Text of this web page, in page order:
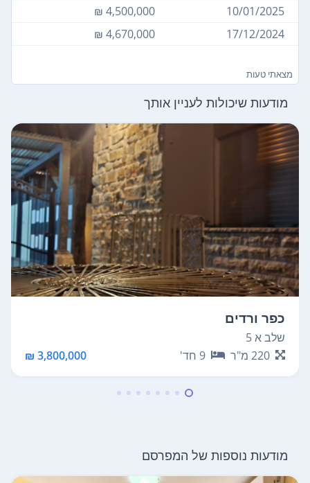
10/01/2025
4,500,000 ₪
17/12/2024
4,670,000 ₪
טעות
מודעות שיכולות לעניין אותך
כפר ורדים
שלב א 5
220 מ"ר 9חד' 3,800,000 ₪
מודעות נוספות של המפרסם